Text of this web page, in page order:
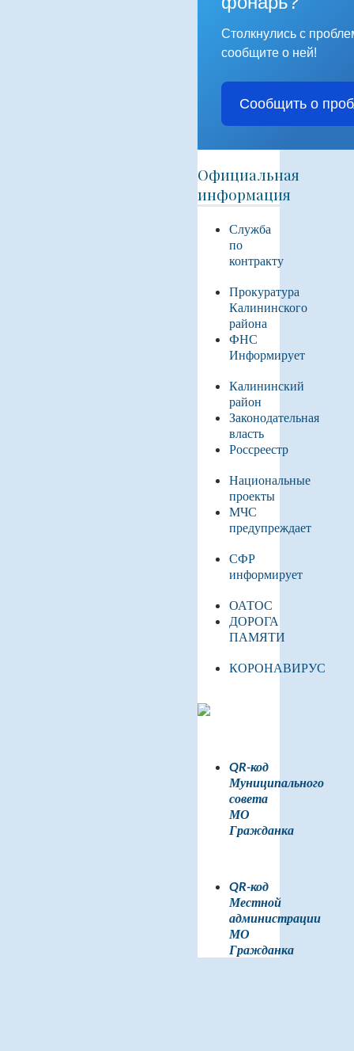
Столкнулись с
сообщите о ней!
Сообщить о
Официальная
информация
Служба
по
контракту
Прокуратура
Калининского
района
ФНС
Информирует
Калининский
район
Законодательная
власть
Россреестр
Национальные
проекты
МЧС
предупреждает
СФР
информирует
ОАТОС
ДОРОГА
ПАМЯТИ
КОРОНАВИРУС
QR-код
Муниципального
совета
МО
Гражданка
QR-код
Местной
администрации
МО
Гражданка